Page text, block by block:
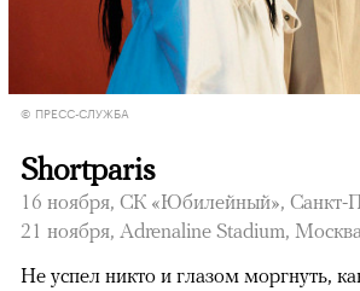
© ПРЕСС-СЛУЖБА
Shortparis
16 ноября, СК «Юбилейный», Санкт-
21 ноября, Adrenaline Stadium,
Не успел никто и глазом моргнуть,